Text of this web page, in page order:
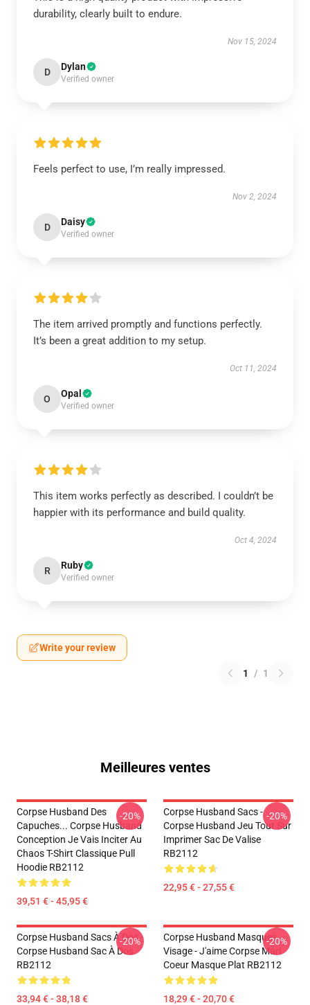
durability, clearly built to endure.
Nov 15, 2024
D Dylan
Verified owner
Feels perfect to use, I’m really impressed.
Nov 2, 2024
D Daisy
Verified owner
The item arrived promptly and functions perfectly.
It’s been a great addition to my setup.
Oct 11, 2024
O Opal
Verified owner
This item works perfectly as described. I couldn’t be
happier with its performance and build quality.
Oct 4, 2024
R Ruby
Verified owner
Write your review
1 / 1
Meilleures ventes
Corpse Husband Des
Capuches... Corpse Husband
Conception Je Vais Inciter Au
Chaos T-Shirt Classique Pull
Hoodie RB2112
39,51 € - 45,95 €
-20%
Corpse Husband Sacs -
Corpse Husband Jeu Tout Sur
Imprimer Sac De Valise
RB2112
22,95 € - 27,55 €
-20%
Corpse Husband Sacs À Dos -
Corpse Husband Sac À Dos
RB2112
33,94 € - 38,18 €
-20%
Corpse Husband Masques
Visage - J'aime Corpse Mari
Coeur Masque Plat RB2112
18,29 € - 20,70 €
-20%